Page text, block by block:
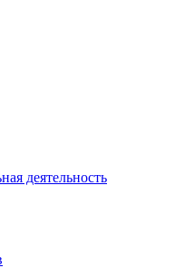
деятельность